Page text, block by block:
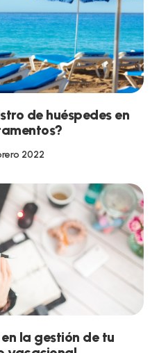
de huéspedes en
2022
la gestión de tu